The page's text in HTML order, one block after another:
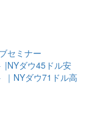
|NYダウ45ドル安
｜NYダウ71ドル高